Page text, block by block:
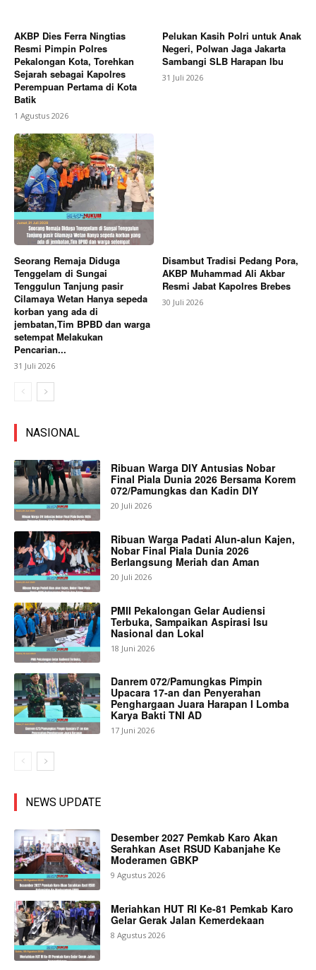
AKBP Dies Ferra Ningtias
Resmi Pimpin Polres
Pekalongan Kota, Torehkan
Sejarah sebagai Kapolres
Perempuan Pertama di Kota
Batik
1 Agustus 2026
Pelukan Kasih Polri untuk Anak
Negeri, Polwan Jaga Jakarta
Sambangi SLB Harapan Ibu
31 Juli 2026
Seorang Remaja Diduga
Tenggelam di Sungai
Tenggulun Tanjung pasir
Cilamaya Wetan Hanya sepeda
korban yang ada di
jembatan,Tim BPBD dan warga
setempat Melakukan
Pencarian...
31 Juli 2026
Disambut Tradisi Pedang Pora,
AKBP Muhammad Ali Akbar
Resmi Jabat Kapolres Brebes
30 Juli 2026
NASIONAL
Ribuan Warga DIY Antusias Nobar
Final Piala Dunia 2026 Bersama Korem
072/Pamungkas dan Kadin DIY
20 Juli 2026
Ribuan Warga Padati Alun-alun Kajen,
Nobar Final Piala Dunia 2026
Berlangsung Meriah dan Aman
20 Juli 2026
PMII Pekalongan Gelar Audiensi
Terbuka, Sampaikan Aspirasi Isu
Nasional dan Lokal
18 Juni 2026
Danrem 072/Pamungkas Pimpin
Upacara 17-an dan Penyerahan
Penghargaan Juara Harapan I Lomba
Karya Bakti TNI AD
17 Juni 2026
NEWS UPDATE
Desember 2027 Pemkab Karo Akan
Serahkan Aset RSUD Kabanjahe Ke
Moderamen GBKP
9 Agustus 2026
Meriahkan HUT RI Ke-81 Pemkab Karo
Gelar Gerak Jalan Kemerdekaan
8 Agustus 2026